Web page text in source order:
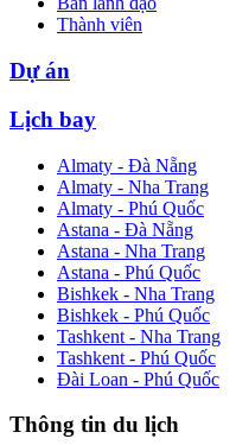
Thành viên
Dự án
Lịch bay
Almaty - Đà Nẵng
Almaty - Nha Trang
Almaty - Phú Quốc
Astana - Đà Nẵng
Astana - Nha Trang
Astana - Phú Quốc
Bishkek - Nha Trang
Bishkek - Phú Quốc
Tashkent - Nha Trang
Tashkent - Phú Quốc
Đài Loan - Phú Quốc
Thông tin du lịch